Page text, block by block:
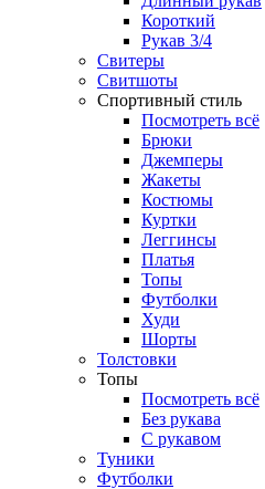
Короткий
Рукав 3/4
Свитеры
Свитшоты
Спортивный стиль
Посмотреть всё
Брюки
Джемперы
Жакеты
Костюмы
Куртки
Леггинсы
Платья
Топы
Футболки
Худи
Шорты
Толстовки
Топы
Посмотреть всё
Без рукава
С рукавом
Туники
Футболки